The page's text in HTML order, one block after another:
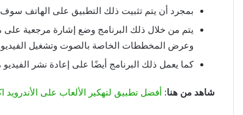
بمجرد أن يتم تثبيت ذلك التطبيق على الهاتف
يتم من خلال ذلك البرنامج وضع إشارة مرجعية على
وعرض المخططات الخاصة بالصوت وتشغيل
كما يعمل ذلك البرنامج أيضًا على إعادة نشر
شاهد من هنا: أفضل تطبيق لتهكير الألعاب على اﻷندرويد اكثر من 10